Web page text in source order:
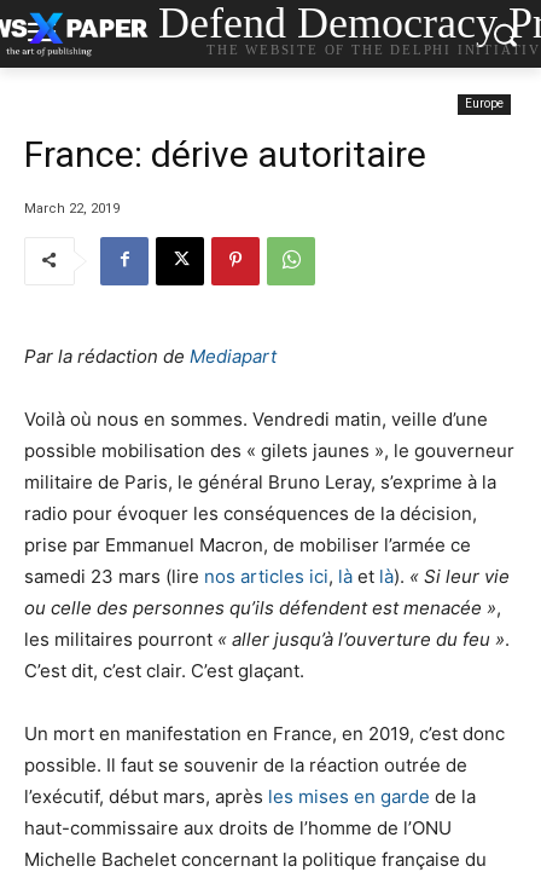
Defend Democracy
THE WEBSITE OF THE DELPHI
Europe
France: dérive autoritaire
March 22, 2019
Par la rédaction de Mediapart
Voilà où nous en sommes. Vendredi matin, veille d’une
possible mobilisation des « gilets jaunes », le gouverneur
militaire de Paris, le général Bruno Leray, s’exprime à la
radio pour évoquer les conséquences de la décision,
prise par Emmanuel Macron, de mobiliser l’armée ce
samedi 23 mars (lire nos articles ici, là et là). « Si leur vie
ou celle des personnes qu’ils défendent est menacée »,
les militaires pourront « aller jusqu’à l’ouverture du feu ».
C’est dit, c’est clair. C’est glaçant.
Un mort en manifestation en France, en 2019, c’est donc
possible. Il faut se souvenir de la réaction outrée de
l’exécutif, début mars, après les mises en garde de la
haut-commissaire aux droits de l’homme de l’ONU
Michelle Bachelet concernant la politique française du